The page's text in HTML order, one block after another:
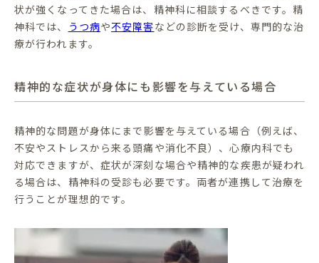
状が強くなってきた場合は、精神科に相談するべきです。精
神科では、
うつ病や不安障害などの診断を受け、専門的な治
療が行われます。
精神的な症状が身体にも影響を与えている場合
精神的な問題が身体にまで影響を与えている場合（例えば、
不安やストレスから来る頭痛や消化不良）、心療内科でも
対応できますが、症状が深刻な場合や精神的な疾患が疑われ
る場合は、精神科の受診も必要です。両者が連携して治療を
行うことが理想的です。